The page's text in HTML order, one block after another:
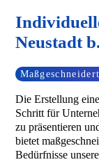
Neustadt
Die Erstellung
Schritt für
zu präsentieren
bietet
Bedürfnisse